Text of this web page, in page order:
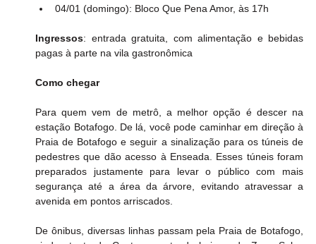
04/01 (domingo): Bloco Que Pena Amor, às 17h
Ingressos: entrada gratuita, com alimentação e bebidas
pagas à parte na vila gastronômica
Como chegar
Para quem vem de metrô, a melhor opção é descer na
estação Botafogo. De lá, você pode caminhar em direção à
Praia de Botafogo e seguir a sinalização para os túneis de
pedestres que dão acesso à Enseada. Esses túneis foram
preparados justamente para levar o público com mais
segurança até a área da árvore, evitando atravessar a
avenida em pontos arriscados.
De ônibus, diversas linhas passam pela Praia de Botafogo,